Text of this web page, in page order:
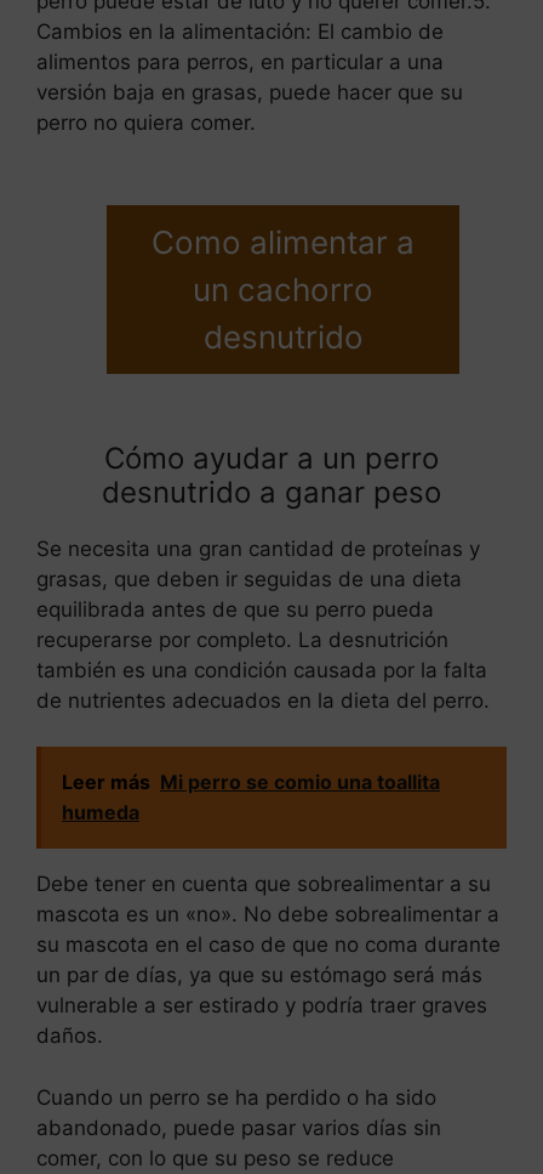
Cambios en la alimentación: El cambio de
alimentos para perros, en particular a una
versión baja en grasas, puede hacer que su
perro no quiera comer.
Como alimentar a
un cachorro
desnutrido
Cómo ayudar a un perro
desnutrido a ganar peso
Se necesita una gran cantidad de proteínas y
grasas, que deben ir seguidas de una dieta
equilibrada antes de que su perro pueda
recuperarse por completo. La desnutrición
también es una condición causada por la falta
de nutrientes adecuados en la dieta del perro.
Leer más Mi perro se comio una toallita
humeda
Debe tener en cuenta que sobrealimentar a su
mascota es un «no». No debe sobrealimentar a
su mascota en el caso de que no coma durante
un par de días, ya que su estómago será más
vulnerable a ser estirado y podría traer graves
daños.
Cuando un perro se ha perdido o ha sido
abandonado, puede pasar varios días sin
comer, con lo que su peso se reduce